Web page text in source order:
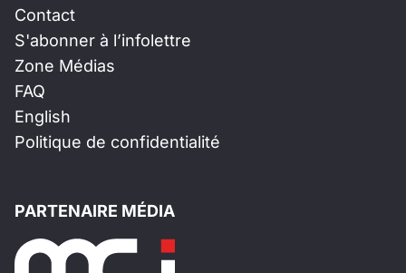
Contact
S'abonner à l’infolettre
Zone Médias
FAQ
English
Politique de confidentialité
PARTENAIRE MÉDIA